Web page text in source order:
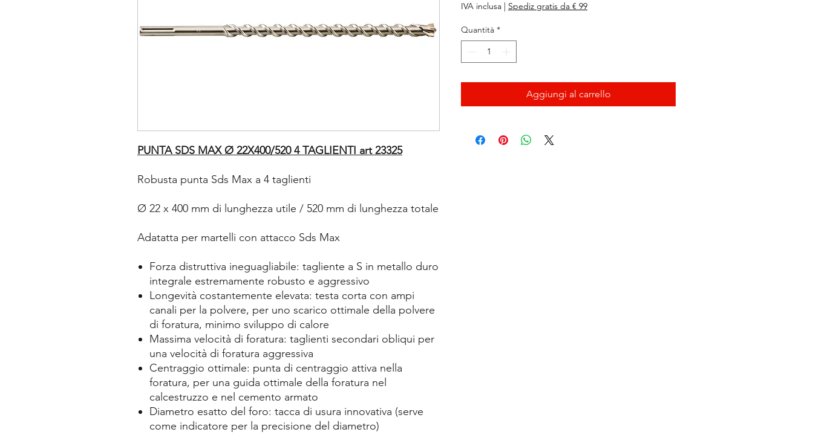
PUNTA SDS MAX Ø 22X400/520 4 TAGLIENTI art 23325
Robusta punta Sds Max a 4 taglienti
Ø 22 x 400 mm di lunghezza utile / 520 mm di lunghezza totale
Adatatta per martelli con attacco Sds Max
Forza distruttiva ineguagliabile: tagliente a S in metallo duro
integrale estremamente robusto e aggressivo
Longevità costantemente elevata: testa corta con ampi
canali per la polvere, per uno scarico ottimale della polvere
di foratura, minimo sviluppo di calore
Massima velocità di foratura: taglienti secondari obliqui per
una velocità di foratura aggressiva
Centraggio ottimale: punta di centraggio attiva nella
foratura, per una guida ottimale della foratura nel
calcestruzzo e nel cemento armato
Diametro esatto del foro: tacca di usura innovativa (serve
come indicatore per la precisione del diametro)
IVA inclusa | Spediz gratis da € 99
Quantità *
Aggiungi al carrello